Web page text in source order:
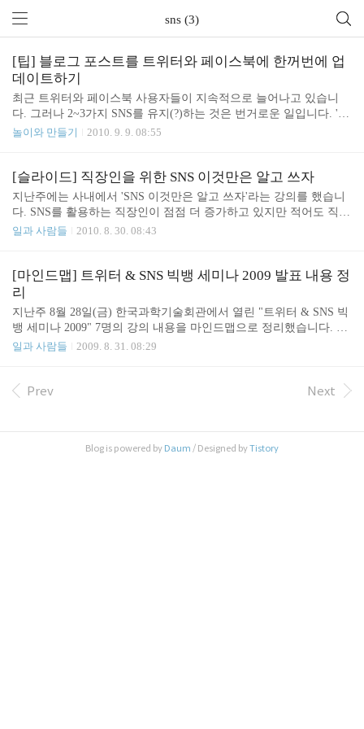
sns (3)
[팁] 블로그 포스트를 트위터와 페이스북에 한꺼번에 업
데이트하기
최근 트위터와 페이스북 사용자들이 지속적으로 늘어나고 있습니
다. 그러나 2~3가지 SNS를 유지(?)하는 것은 번거로운 일입니다. '블
로그에만 글을 쓰면 자동으로 트위터와 페이스북까지 한꺼번에 업
이트 할 때는 twitterfeed 를 사용하고 트위터의 내용을 페이스북으로
업데이트 할 때는 페이스북-트위터 응용프로그램을 이용합니다. 1. t
witterfeed 설정하기 1) twitterfeed 에 가입/로그인 한 뒤에 오른쪽 상
보이면 블로그 이름과 RSS 주소를 넣습니다. 3) RSS 주소 옆의 ..
놀이와 만들기 2010. 9. 9. 08:55
[슬라이드] 직장인을 위한 SNS 이것만은 알고 쓰자
지난주에는 사내에서 'SNS 이것만은 알고 쓰자'라는 강의를 했습니
다. SNS를 활용하는 직장인이 점점 더 증가하고 있지만 적어도 직장
인에게는 SNS가 양날의 검과 같은 도구입니다. 그것은 바로 SNS가
때문에 자칫 공유해서는 안되는 것까지도 공유를 하는 경우가 있습
니다. 여기에는 회사의 기밀 정보 뿐만 아니라 '자신의 감정'도 포함
됩니다. SNS는 단지 도구일 뿐입니다. 즐거움을 얻는, 경험을 공유
하는, 가치있는 것을 퍼뜨리는... 모든 도구에는 사용방법이 있습니
다. SNS도 마찬가지 입니다. SNS의 특징을 이해하고 적당한 사용방
법을 익히고 이것을 이용해 이 세상에 무엇인가 가치..
일과 사람들 2010. 8. 30. 08:43
[마인드맵] 트위터 & SNS 빅뱅 세미나 2009 발표 내용 정
리
지난주 8월 28일(금) 한국과학기술회관에서 열린 "트위터 & SNS 빅
뱅 세미나 2009" 7명의 강의 내용을 마인드맵으로 정리했습니다. 트
위터 우리에게 어떤 의미인가-허진호 트위터 소셜 미디어를 활용한
주환 트위터 빅뱅 국내 웹서비스가 배울 점 - 함영철 소셜웹에서 트
슬라이드로 보세요. ^..
일과 사람들 2009. 8. 31. 08:29
Prev Next
Blog is powered by Daum / Designed byTistory